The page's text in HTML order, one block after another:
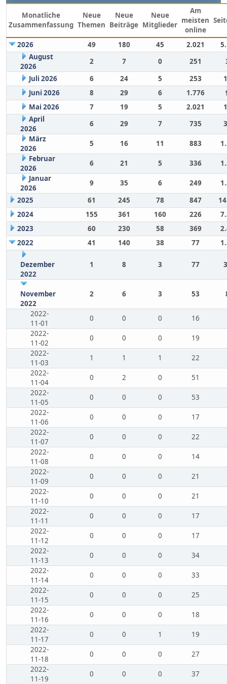
Monatliche
Zusammenfassung
Neue
Themen
Neue
Beiträge
Neue
Mitglieder
Am
meisten
online
2026 49 180 45 2.021
August
2026
2 7 0 251
Juli 2026
6 24 5 253
Juni 2026
8 29 6 1.776
Mai 2026
7 19 5 2.021
April
2026
6 29 7 735
März
2026
5 16 11 883
Februar
2026
6 21 5 336
Januar
2026
9 35 6 249
2025
61 245 78 847
2024
155 361 160 226
2023
60 230 58 369
2022
41 140 38 77
Dezember
2022
1 8 3 77
November
2022
2 6 3 53
2022-
11-01
0 0 0
16
2022-
11-02
0 0 0
19
2022-
11-03
1 1 1
22
2022-
11-04
0 2 0
51
2022-
11-05
0 0 0
53
2022-
11-06
0 0 0
17
2022-
11-07
0 0 0
22
2022-
11-08
0 0 0
14
2022-
11-09
0 0 0
21
2022-
11-10
0 0 0
21
2022-
11-11
0 0 0
17
2022-
11-12
0 0 0
17
2022-
11-13
0 0 0
34
2022-
11-14
0 0 0
33
2022-
11-15
0 0 0
25
2022-
11-16
0 0 0
18
2022-
11-17
0 0 1
19
2022-
11-18
0 0 0
27
2022-
11-19
0 0 0
37